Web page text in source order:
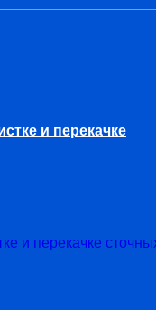
и перекачке
и перекачке